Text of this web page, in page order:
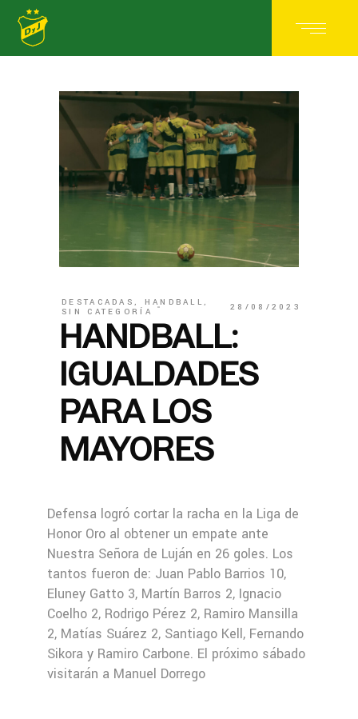
DESTACADAS , HANDBALL ,
SIN CATEGORÍA
28/08/2023
HANDBALL:
IGUALDADES
PARA LOS
MAYORES
Defensa logró cortar la racha en la Liga de
Honor Oro al obtener un empate ante
Nuestra Señora de Luján en 26 goles. Los
tantos fueron de: Juan Pablo Barrios 10,
Eluney Gatto 3, Martín Barros 2, Ignacio
Coelho 2, Rodrigo Pérez 2, Ramiro Mansilla
2, Matías Suárez 2, Santiago Kell, Fernando
Sikora y Ramiro Carbone. El próximo sábado
visitarán a Manuel Dorrego